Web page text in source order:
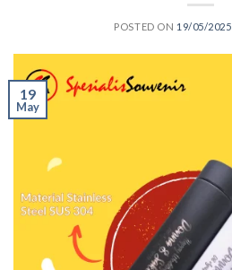
POSTED ON 19/05/2025
19
May